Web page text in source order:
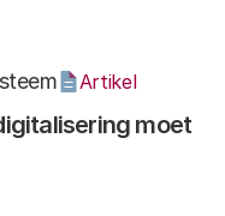
moet
Artikel